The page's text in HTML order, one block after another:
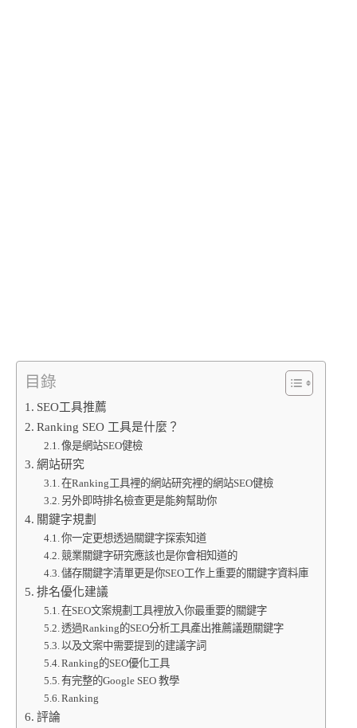
目錄
SEO工具推薦
Ranking SEO 工具是什麼？
像是網站SEO健檢
網站研究
在Ranking工具裡的網站研究裡的網站SEO健檢
另外即時排名檢查更是能夠幫助你
關鍵字規劃
你一定更想透過關鍵字探索知道
競業關鍵字研究應該也是你會相知道的
儲存關鍵字清單更是你SEO工作上重要的關鍵字資料庫
排名優化建議
在SEO文案規劃工具裡放入你最重要的關鍵字
透過Ranking的SEO分析工具產出推薦議題關鍵字
以及文案中需要提到的建議字詞
Ranking的SEO優化工具
有完整的Google SEO 教學
Ranking
評論